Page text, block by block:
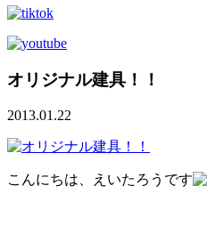
オリジナル建具！！
2013.01.22
こんにちは、えいたろうです